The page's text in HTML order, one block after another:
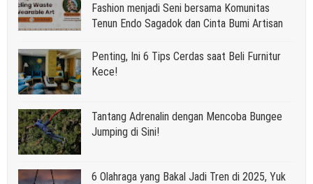
Fashion menjadi Seni bersama Komunitas
Tenun Endo Sagadok dan Cinta Bumi Artisan
Penting, Ini 6 Tips Cerdas saat Beli Furnitur
Kece!
Tantang Adrenalin dengan Mencoba Bungee
Jumping di Sini!
6 Olahraga yang Bakal Jadi Tren di 2025, Yuk